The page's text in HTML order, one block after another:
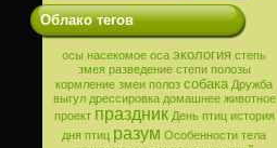
Облако тегов
осы насекомое оса экология степь
змея разведение степи полозы
кормление змеи полоз собака Дружба
выгул дрессировка домашнее животное
проект праздник День птиц история
дня птиц разум Особенности тела